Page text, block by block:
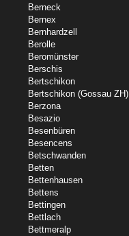
Berneck
Bernex
Bernhardzell
Berolle
Beromünster
Berschis
Bertschikon
Bertschikon (Gossau ZH)
Berzona
Besazio
Besenbüren
Besencens
Betschwanden
Betten
Bettenhausen
Bettens
Bettingen
Bettlach
Bettmeralp